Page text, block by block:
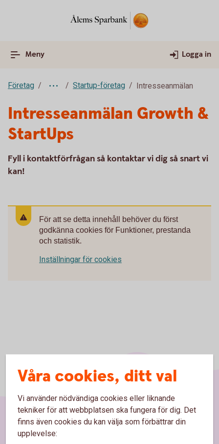
Meny Logga in
Företag Startup-företag Intresseanmälan
Intresseanmälan Growth &
StartUps
Fyll i kontaktförfrågan så kontaktar vi dig så snart vi
kan!
För att se detta innehåll behöver du först
godkänna cookies för Funktioner, prestanda
och statistik.
Inställningar för cookies
Våra cookies, ditt val
Vi använder nödvändiga cookies eller liknande
tekniker för att webbplatsen ska fungera för dig. Det
finns även cookies du kan välja som förbättrar din
upplevelse:
Sidfot
Hitta snabbt